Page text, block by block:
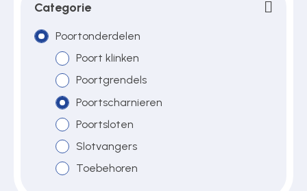
Toegangsverlening
Voedingen
Over ons
Contact
Categorie
Poortonderdelen
Poort klinken
Poortgrendels
Poortscharnieren
Poortsloten
Slotvangers
Toebehoren